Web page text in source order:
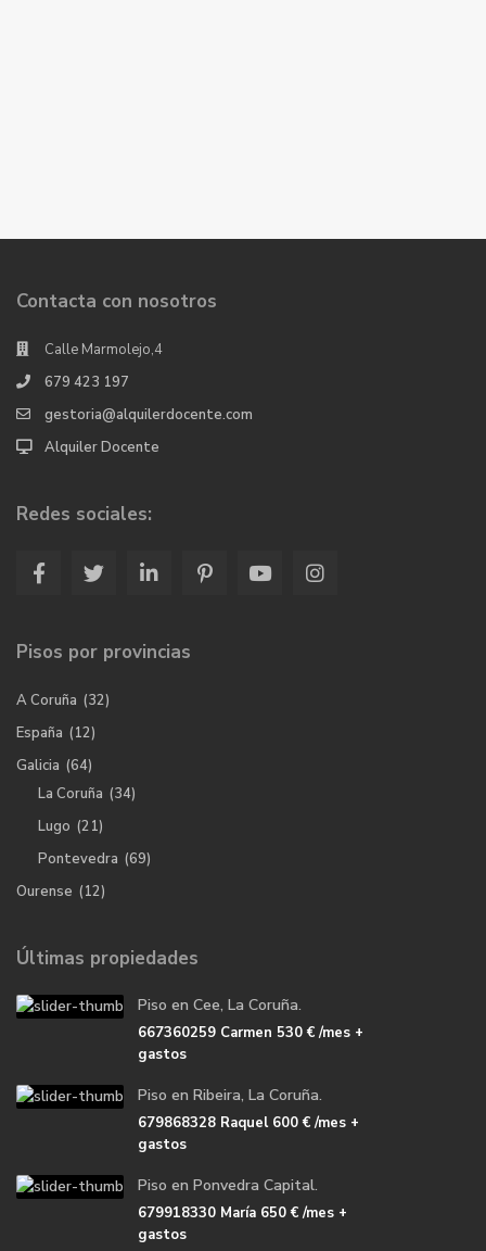
Contacta con nosotros
Calle Marmolejo,4
679 423 197
gestoria@alquilerdocente.com
Alquiler Docente
Redes sociales:
Pisos por provincias
A Coruña (32)
España (12)
Galicia (64)
La Coruña (34)
Lugo (21)
Pontevedra (69)
Ourense (12)
Últimas propiedades
Piso en Cee, La Coruña.
667360259 Carmen 530 €/mes +
gastos
Piso en Ribeira, La Coruña.
679868328 Raquel600 €/mes +
gastos
Piso en Ponvedra Capital.
679918330 María 650 €/mes +
gastos